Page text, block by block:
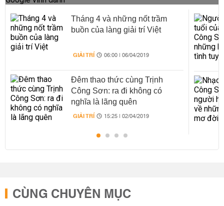
Tháng 4 và những nốt trầm
buồn của làng giải trí Việt
GIẢI TRÍ 06:00 | 06/04/2019
Đêm thao thức cùng Trịnh
Công Sơn: ra đi không có
nghĩa là lãng quên
GIẢI TRÍ 15:25 | 02/04/2019
CÙNG CHUYÊN MỤC